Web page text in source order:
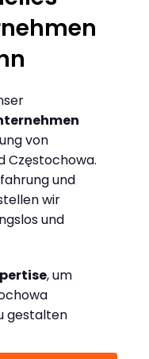
von
Częstochowa.
und
wir
und
, um
gestalten